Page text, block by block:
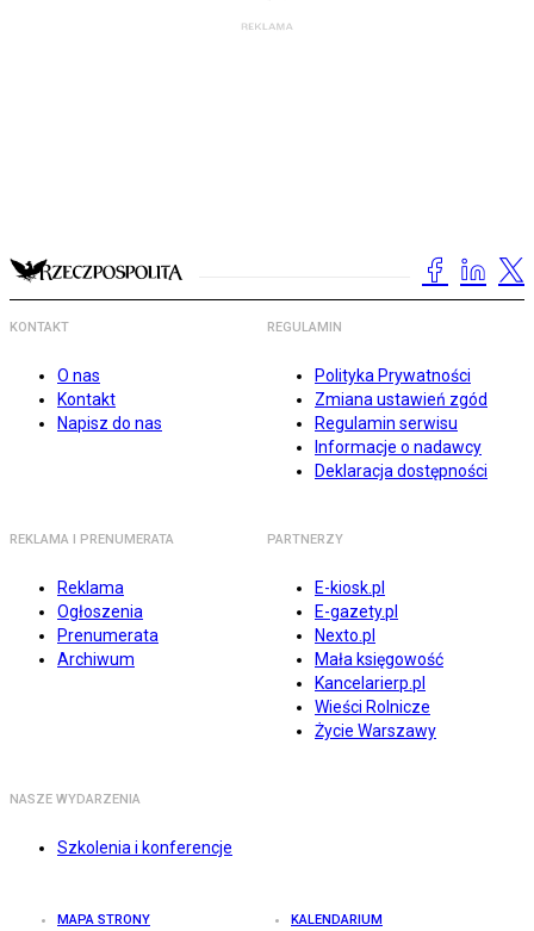
KONTAKT
O nas
Kontakt
Napisz do nas
REGULAMIN
Polityka Prywatności
Zmiana ustawień zgód
Regulamin serwisu
Informacje o nadawcy
Deklaracja dostępności
REKLAMA I PRENUMERATA
Reklama
Ogłoszenia
Prenumerata
Archiwum
PARTNERZY
E-kiosk.pl
E-gazety.pl
Nexto.pl
Mała księgowość
Kancelarierp.pl
Wieści Rolnicze
Życie Warszawy
NASZE WYDARZENIA
Szkolenia i konferencje
MAPA STRONY KALENDARIUM